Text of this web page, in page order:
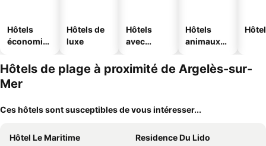
Hôtels
économiq
Hôtels de
luxe
Hôtels
avec
Hôtels
animaux
Hôtels de plage à proximité de Argelès-sur-
Mer
Ces hôtels sont susceptibles de vous intéresser...
Hôtel Le Maritime
Residence Du Lido